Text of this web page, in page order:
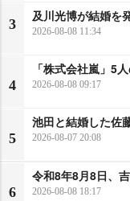
3
及川光博が結婚を
2026-08-08 11:34
4
「株式会社嵐」5
2026-08-08 09:17
5
池田と結婚した佐
2026-08-07 20:08
6
令和8年8月8日、
2026-08-08 18:17